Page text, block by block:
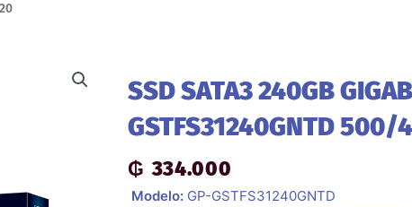
SSD SATA3 240GB
GSTFS31240GNTD 500/
₲ 334.000
 Modelo: GP-GSTFS31240GNTD